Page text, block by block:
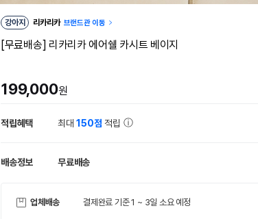
강아지 리카리카 브랜드관 이동
[무료배송] 리카리카 에어쉘 카시트 베이지
199,000원
적립혜택 최대150점 적립
배송정보 무료배송
업체배송 결제완료 기준 1 ~ 3일 소요 예정